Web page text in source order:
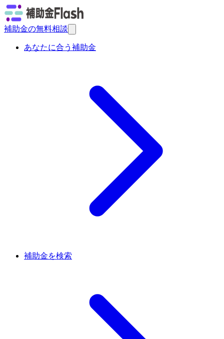
補助金の無料相談
あなたに合う補助金
補助金を検索